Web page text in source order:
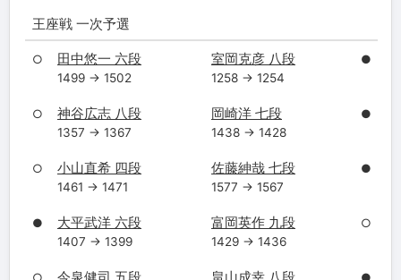
王座戦 一次予選
○ 田中悠一 六段
1499 → 1502
室岡克彦 八段
1258 → 1254
●
○ 神谷広志 八段
1357 → 1367
岡崎洋 七段
1438 → 1428
●
○ 小山直希 四段
1461 → 1471
佐藤紳哉 七段
1577 → 1567
●
● 大平武洋 六段
1407 → 1399
富岡英作 九段
1429 → 1436
○